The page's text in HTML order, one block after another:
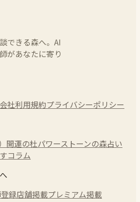
できる森へ。AI
があなたに寄り
社利用規約プライバシーポリシー
開運の杜パワーストーンの森占い
コラム
録店舗掲載プレミアム掲載